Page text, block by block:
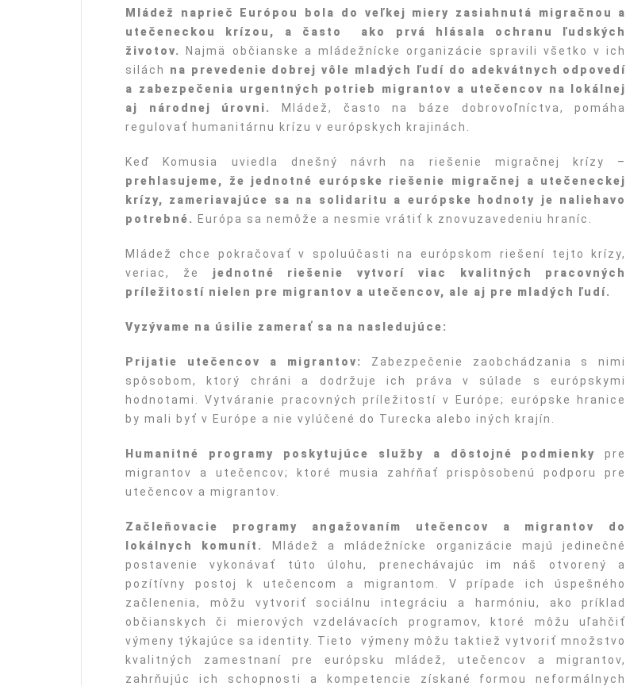
Mládež naprieč Európou bola do veľkej miery zasiahnutá migračnou a
utečeneckou krízou, a často ako prvá hlásala ochranu ľudských
životov.
Najmä občianske a mládežnícke organizácie spravili všetko v ich
silách na prevedenie dobrej vôle mladých ľudí do adekvátnych odpovedí
a zabezpečenia urgentných potrieb migrantov a utečencov na lokálnej
aj národnej úrovni.
Mládež, často na báze dobrovoľníctva, pomáha
regulovať humanitárnu krízu v európskych krajinách.
Keď Komusia uviedla dnešný návrh na riešenie migračnej krízy –
prehlasujeme, že jednotné európske riešenie migračnej a utečeneckej
krízy, zameriavajúce sa na solidaritu a európske hodnoty je naliehavo
potrebné.
Európa sa nemôže a nesmie vrátiť k znovuzavedeniu hraníc.
Mládež chce pokračovať v spoluúčasti na európskom riešení tejto krízy,
veriac, že jednotné riešenie vytvorí viac kvalitných pracovných
príležitostí nielen pre migrantov a utečencov, ale aj pre mladých ľudí.
Vyzývame na úsilie zamerať sa na nasledujúce:
Prijatie utečencov a migrantov: Zabezpečenie zaobchádzania s nimi
spôsobom, ktorý chráni a dodržuje ich práva v súlade s európskymi
hodnotami. Vytváranie pracovných príležitostí v Európe; európske hranice
by mali byť v Európe a nie vylúčené do Turecka alebo iných krajín.
Humanitné programy poskytujúce služby a dôstojné podmienky pre
migrantov a utečencov; ktoré musia zahŕňať prispôsobenú podporu pre
utečencov a migrantov.
Začleňovacie programy angažovaním utečencov a migrantov do
lokálnych komunít.
Mládež a mládežnícke organizácie majú jedinečné
postavenie vykonávať túto úlohu, prenechávajúc im náš otvorený a
pozítívny postoj k utečencom a migrantom. V prípade ich úspešného
začlenenia, môžu vytvoriť sociálnu integráciu a harmóniu, ako príklad
občianskych či mierových vzdelávacích programov, ktoré môžu uľahčiť
výmeny týkajúce sa identity. Tieto výmeny môžu taktiež vytvoriť množstvo
kvalitných zamestnaní pre európsku mládež, utečencov a migrantov,
zahrňujúc ich schopnosti a kompetencie získané formou neformálnych